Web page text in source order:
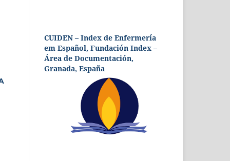
CUIDEN – Index de Enfermería
em Español, Fundación Index –
Área de Documentación,
Granada, España